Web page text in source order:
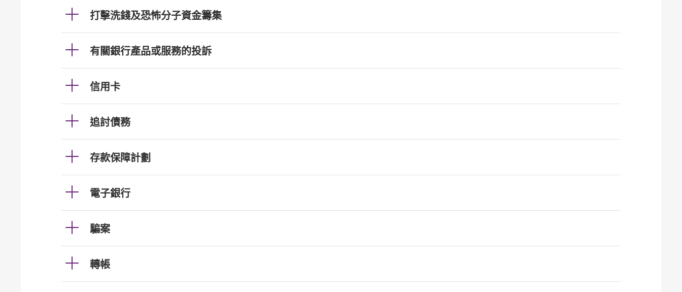
打擊洗錢及恐怖分子資金籌集
有關銀行產品或服務的投訴
信用卡
追討債務
存款保障計劃
電子銀行
騙案
轉帳